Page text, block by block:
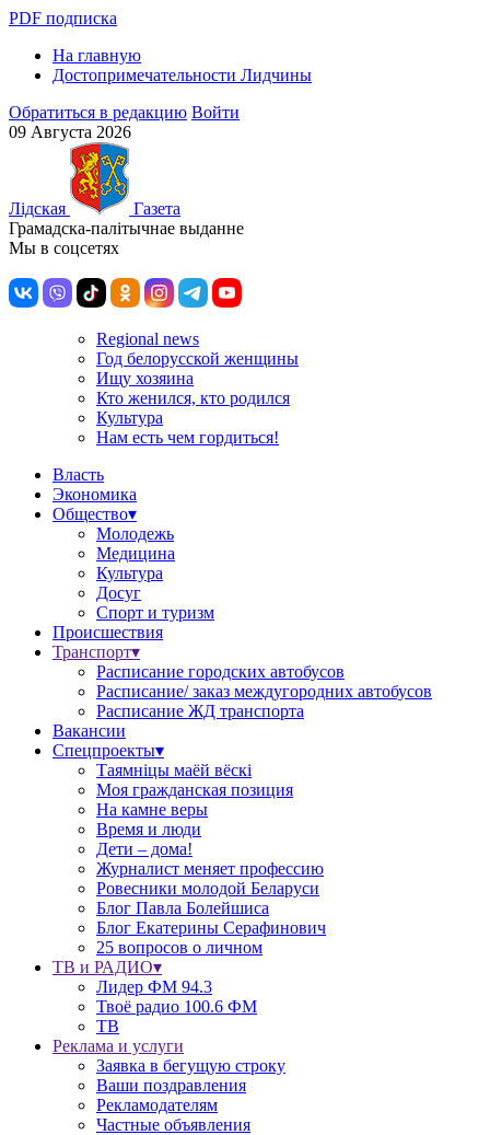
PDF подписка
На главную
Достопримечательности Лидчины
Обратиться в редакцию Войти
09 Августа 2026
Лiдская
Газета
Грамадска-палiтычнае выданне
Мы в соцсетях
Regional news
Год белорусской женщины
Ищу хозяина
Кто женился, кто родился
Культура
Нам есть чем гордиться!
Власть
Экономика
Общество▾
Молодежь
Медицина
Культура
Досуг
Спорт и туризм
Происшествия
Транспорт▾
Расписание городских автобусов
Расписание/ заказ междугородних автобусов
Расписание ЖД транспорта
Вакансии
Спецпроекты▾
Таямніцы маёй вёскі
Моя гражданская позиция
На камне веры
Время и люди
Дети – дома!
Журналист меняет профессию
Ровесники молодой Беларуси
Блог Павла Болейшиса
Блог Екатерины Серафинович
25 вопросов о личном
ТВ и РАДИО▾
Лидер ФМ 94.3
Твоё радио 100.6 ФМ
ТВ
Реклама и услуги
Заявка в бегущую строку
Ваши поздравления
Рекламодателям
Частные объявления